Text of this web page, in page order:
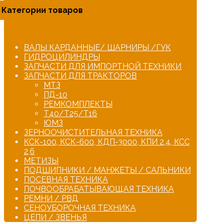
Категории товаров
ВАЛЫ КАРДАННЫЕ/ ШАРНИРЫ /ГУК
ГИДРОЦИЛИНДРЫ
ЗАПЧАСТИ ДЛЯ ИМПОРТНОЙ ТЕХНИКИ
ЗАПЧАСТИ ДЛЯ ТРАКТОРОВ
МТЗ
ПД-10
РЕМКОМПЛЕКТЫ
Т40/Т25/Т16
ЮМЗ
ЗЕРНООЧИСТИТЕЛЬНАЯ ТЕХНИКА
КСК-100, КСК-600, КДП-3000, КПИ 2,4, КСС
2,6
МЕТИЗЫ
ПОДШИПНИКИ / МАНЖЕТЫ / САЛЬНИКИ
ПОСЕВНАЯ ТЕХНИКА
ПОЧВООБРАБАТЫВАЮЩАЯ ТЕХНИКА
РЕМНИ / РВД
СЕНОУБОРОЧНАЯ ТЕХНИКА
ЦЕПИ / ЗВЕНЬЯ